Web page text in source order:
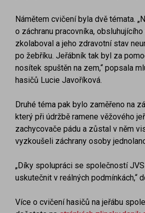
Námětem cvičení byla dvě témata.
o záchranu pracovníka,
zkolaboval a jeho zdravotní stav
po žebříku. Jeřábník tak byl za
nosítek spuštěn na zem,“ popsala
hasičů Lucie Javoříková.
Druhé téma pak bylo zaměřeno na
který při údržbě ramene věžového
zachycovače pádu a zůstal v něm
vyzkoušeli záchrany osoby
„Díky spolupráci se společností
uskutečnit v reálných podmínkách,“
Více o cvičení hasičů na jeřábu